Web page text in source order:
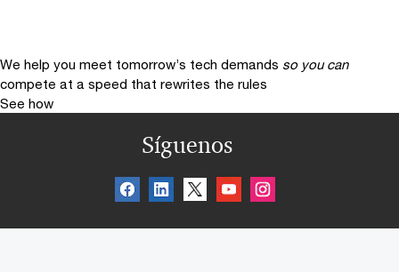
We help you meet tomorrow’s tech demands so you can
compete at a speed that rewrites the rules
See how
Síguenos